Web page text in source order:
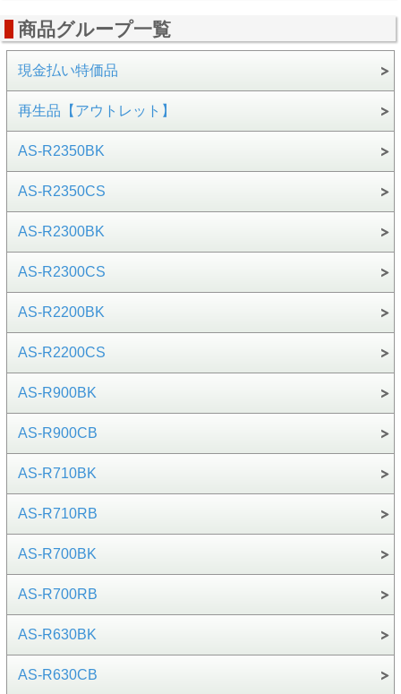
商品グループ一覧
現金払い特価品
再生品【アウトレット】
AS-R2350BK
AS-R2350CS
AS-R2300BK
AS-R2300CS
AS-R2200BK
AS-R2200CS
AS-R900BK
AS-R900CB
AS-R710BK
AS-R710RB
AS-R700BK
AS-R700RB
AS-R630BK
AS-R630CB